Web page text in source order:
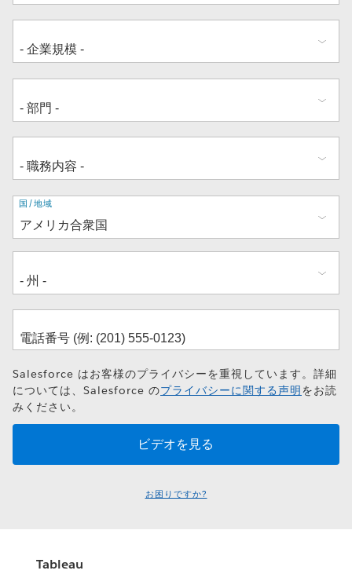
住
所
国/地域
Salesforce はお客様のプライバシーを重視しています。詳細
については、Salesforce のプライバシーに関する声明をお読
みください。
お困りですか?
Tableau